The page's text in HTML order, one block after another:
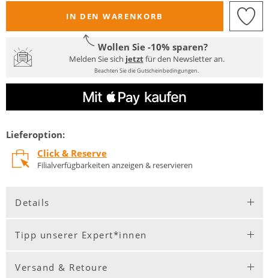
IN DEN WARENKORB
Wollen Sie -10% sparen?
Melden Sie sich jetztfür den Newsletter an.
Beachten Sie die Gutscheinbedingungen.
Lieferoption:
Click & Reserve
Filialverfügbarkeiten anzeigen & reservieren
Details
Tipp unserer Expert*innen
Versand & Retoure